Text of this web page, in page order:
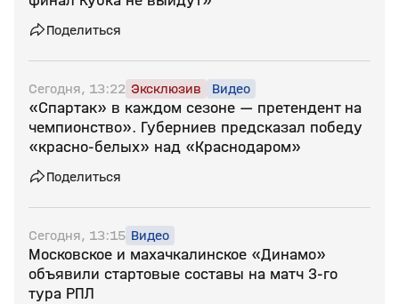
Поделиться
Сегодня, 13:22 Эксклюзив Видео
«Спартак» в каждом сезоне — претендент на
чемпионство». Губерниев предсказал победу
«красно‑белых» над «Краснодаром»
Поделиться
Сегодня, 13:15 Видео
Московское и махачкалинское «Динамо»
объявили стартовые составы на матч 3‑го
тура РПЛ